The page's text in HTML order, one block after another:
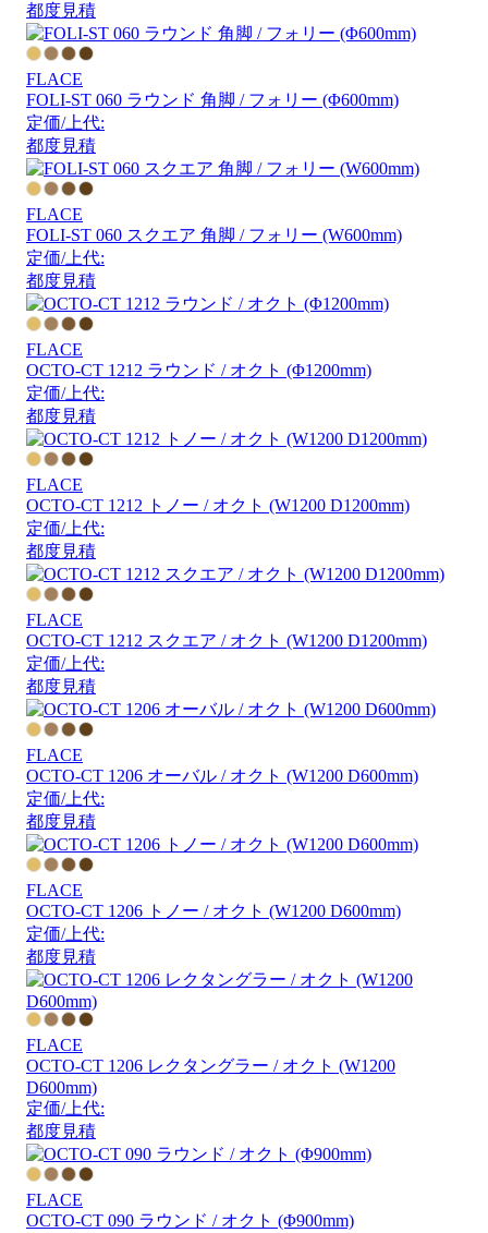
都度見積
FLACE
FOLI-ST 060 ラウンド 角脚 / フォリー (Φ600mm)
定価/上代:
都度見積
FLACE
FOLI-ST 060 スクエア 角脚 / フォリー (W600mm)
定価/上代:
都度見積
FLACE
OCTO-CT 1212 ラウンド / オクト (Φ1200mm)
定価/上代:
都度見積
FLACE
OCTO-CT 1212 トノー / オクト (W1200 D1200mm)
定価/上代:
都度見積
FLACE
OCTO-CT 1212 スクエア / オクト (W1200 D1200mm)
定価/上代:
都度見積
FLACE
OCTO-CT 1206 オーバル / オクト (W1200 D600mm)
定価/上代:
都度見積
FLACE
OCTO-CT 1206 トノー / オクト (W1200 D600mm)
定価/上代:
都度見積
FLACE
OCTO-CT 1206 レクタングラー / オクト (W1200
D600mm)
定価/上代:
都度見積
FLACE
OCTO-CT 090 ラウンド / オクト (Φ900mm)